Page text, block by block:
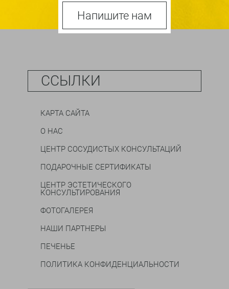
Напишите нам
ССЫЛКИ
КАРТА САЙТА
О НАС
ЦЕНТР СОСУДИСТЫХ КОНСУЛЬТАЦИЙ
ПОДАРОЧНЫЕ СЕРТИФИКАТЫ
ЦЕНТР ЭСТЕТИЧЕСКОГО
КОНСУЛЬТИРОВАНИЯ
ФОТОГАЛЕРЕЯ
НАШИ ПАРТНЕРЫ
ПЕЧЕНЬЕ
ПОЛИТИКА КОНФИДЕНЦИАЛЬНОСТИ